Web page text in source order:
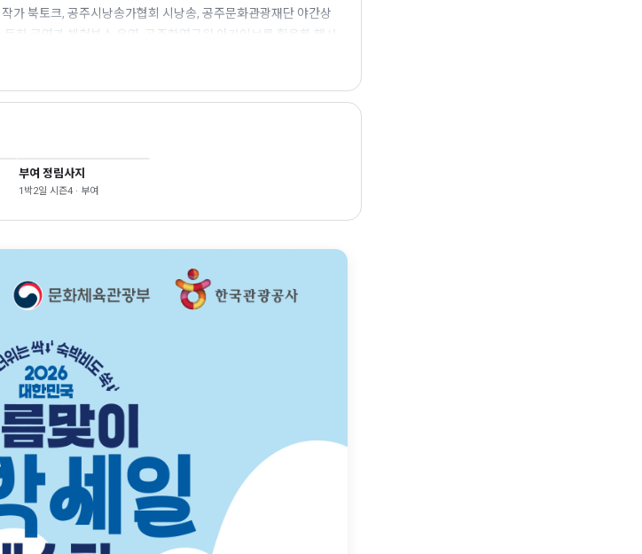
가 북토크, 공주시낭송가협회 시낭송, 공주문화관광재단 야간상
화 공연과 체험부스 운영, 공주학연구원 아카이브를 활용한 행사
텐츠를 마련했다.
부여 정림사지
1박2일 시즌4 · 부여